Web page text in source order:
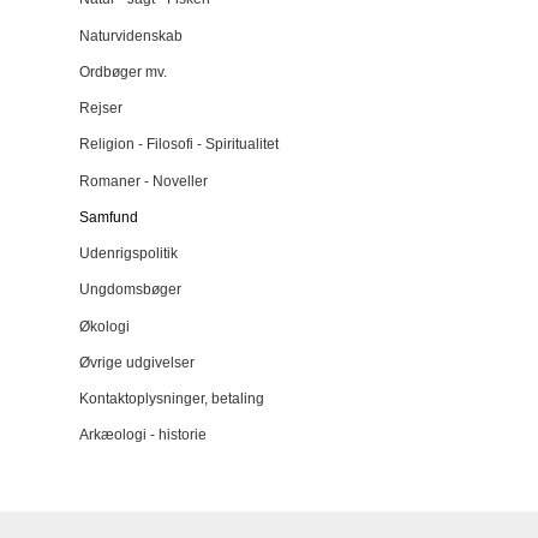
Naturvidenskab
Ordbøger mv.
Rejser
Religion - Filosofi - Spiritualitet
Romaner - Noveller
Samfund
Udenrigspolitik
Ungdomsbøger
Økologi
Øvrige udgivelser
Kontaktoplysninger, betaling
Arkæologi - historie